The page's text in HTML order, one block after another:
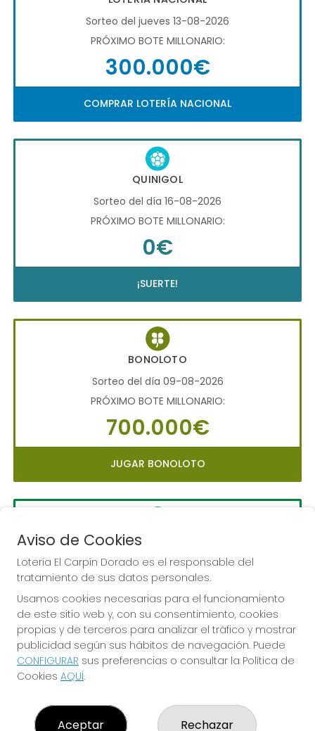
Sorteo del jueves 13-08-2026
PRÓXIMO BOTE MILLONARIO:
300.000€
COMPRAR LOTERÍA NACIONAL
QUINIGOL
Sorteo del día 16-08-2026
PRÓXIMO BOTE MILLONARIO:
0€
¡SUERTE!
BONOLOTO
Sorteo del día 09-08-2026
PRÓXIMO BOTE MILLONARIO:
700.000€
JUGAR BONOLOTO
LA PRIMITIVA
Sorteo del día 10-08-2026
PRÓXIMO BOTE MILLONARIO:
56.000.000€
JUGAR LA PRIMITIVA
Aviso de Cookies
Lotería El Carpín Dorado es el responsable del
tratamiento de sus datos personales.
Usamos cookies necesarias para el funcionamiento
de este sitio web y, con su consentimiento, cookies
propias y de terceros para analizar el tráfico y mostrar
publicidad según sus hábitos de navegación. Puede
CONFIGURAR sus preferencias o consultar la Política de
Cookies AQUÍ.
Aceptar Rechazar